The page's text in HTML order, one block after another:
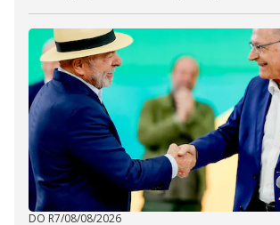
DO R7/08/08/2026